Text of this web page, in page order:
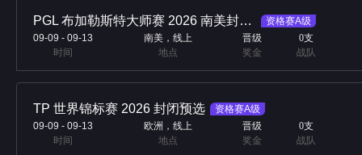
PGL 布加勒斯特大师赛 2026 南美封闭预选
资格赛A级
09-09 - 09-13
时间
南美，线上
地点
晋级
奖金
0支
战队
TP 世界锦标赛 2026 封闭预选
资格赛A级
09-09 - 09-13
时间
欧洲，线上
地点
晋级
奖金
0支
战队